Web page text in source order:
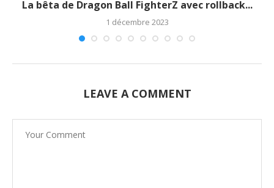
La bêta de Dragon Ball FighterZ avec rollback...
1 décembre 2023
LEAVE A COMMENT